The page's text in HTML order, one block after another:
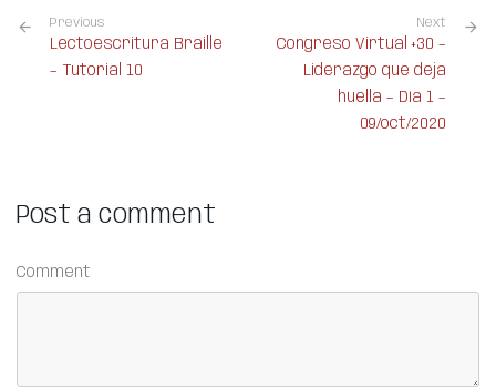
Previous
Lectoescritura Braille
– Tutorial 10
Next
Congreso Virtual +30 –
Liderazgo que deja
huella – Día 1 –
09/oct/2020
Post a comment
Comment